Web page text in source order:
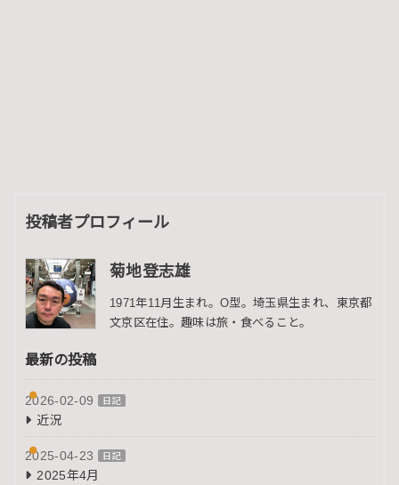
投稿者プロフィール
菊地登志雄
1971年11月生まれ。O型。埼玉県生まれ、東京都
文京区在住。趣味は旅・食べること。
最新の投稿
2026-02-09 日記
近況
2025-04-23 日記
2025年4月